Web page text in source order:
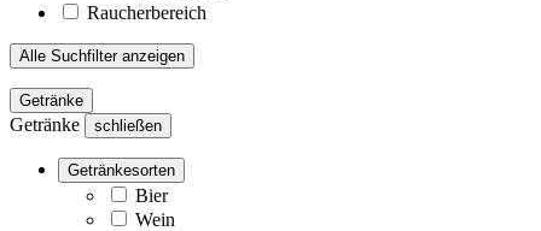
Raucherbereich
Alle Suchfilter anzeigen
Getränke
Getränke schließen
Getränkesorten
Bier
Wein